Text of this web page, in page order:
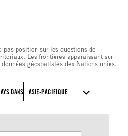
pas position sur les questions de
Les frontières apparaissant sur
géospatiales des Nations unies.
DANS ASIE-PACIFIQUE